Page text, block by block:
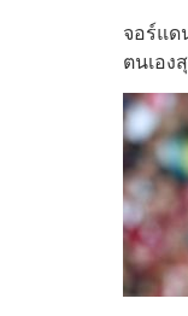
จอร์แด
ตนเอง